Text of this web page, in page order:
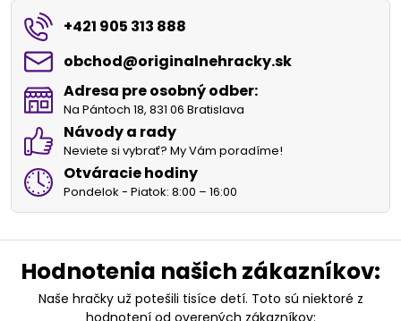
+421 905 313 888
obchod​@originalnehracky​.sk
Adresa pre osobný odber:
Na Pántoch 18, 831 06 Bratislava
Návody a rady
Neviete si vybrať? My Vám poradíme!
Otváracie hodiny
Pondelok - Piatok: 8:00 – 16:00
Hodnotenia našich zákazníkov:
Naše hračky už potešili tisíce detí. Toto sú niektoré z